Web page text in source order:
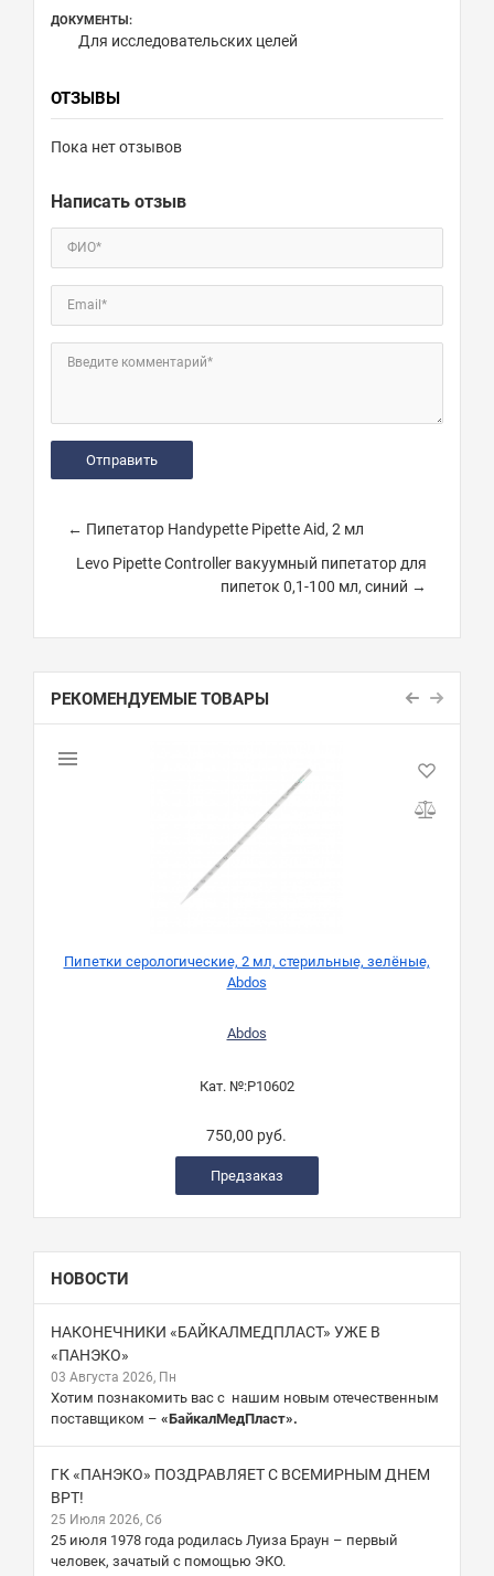
ДОКУМЕНТЫ:
Для исследовательских целей
ОТЗЫВЫ
Пока нет отзывов
Написать отзыв
ФИО*
Email*
Введите комментарий*
← Пипетатор Handypette Pipette Aid, 2 мл
Levo Pipette Controller вакуумный пипетатор для
пипеток 0,1-100 мл, синий →
РЕКОМЕНДУЕМЫЕ ТОВАРЫ
Пипетки серологические, 2 мл, стерильные, зелёные,
Abdos
Abdos
Кат. №:P10602
750,00 руб.
Предзаказ
НОВОСТИ
НАКОНЕЧНИКИ «БАЙКАЛМЕДПЛАСТ» УЖЕ В
«ПАНЭКО»
03 Августа 2026, Пн
Хотим познакомить вас с нашим новым отечественным
поставщиком – «БайкалМедПласт».
ГК «ПАНЭКО» ПОЗДРАВЛЯЕТ С ВСЕМИРНЫМ ДНЕМ
ВРТ!
25 Июля 2026, Сб
25 июля 1978 года родилась Луиза Браун – первый
человек, зачатый с помощью ЭКО.